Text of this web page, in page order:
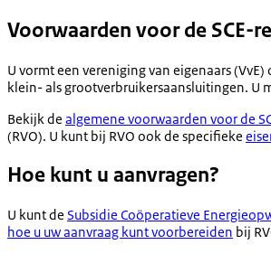
Voorwaarden voor de SCE-
U vormt een vereniging van eigenaars
klein- als grootverbruikersaansluitingen. U
Bekijk de algemene voorwaarden voor de
(RVO). U kunt bij RVO ook de specifieke
Hoe kunt u aanvragen?
U kunt de Subsidie Coöperatieve
hoe u uw aanvraag kunt voorbereiden bij